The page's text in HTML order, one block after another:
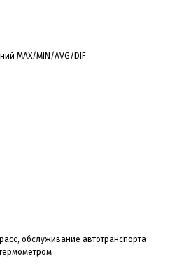
MAX/MIN/AVG/DIF
обслуживание автотранспорта